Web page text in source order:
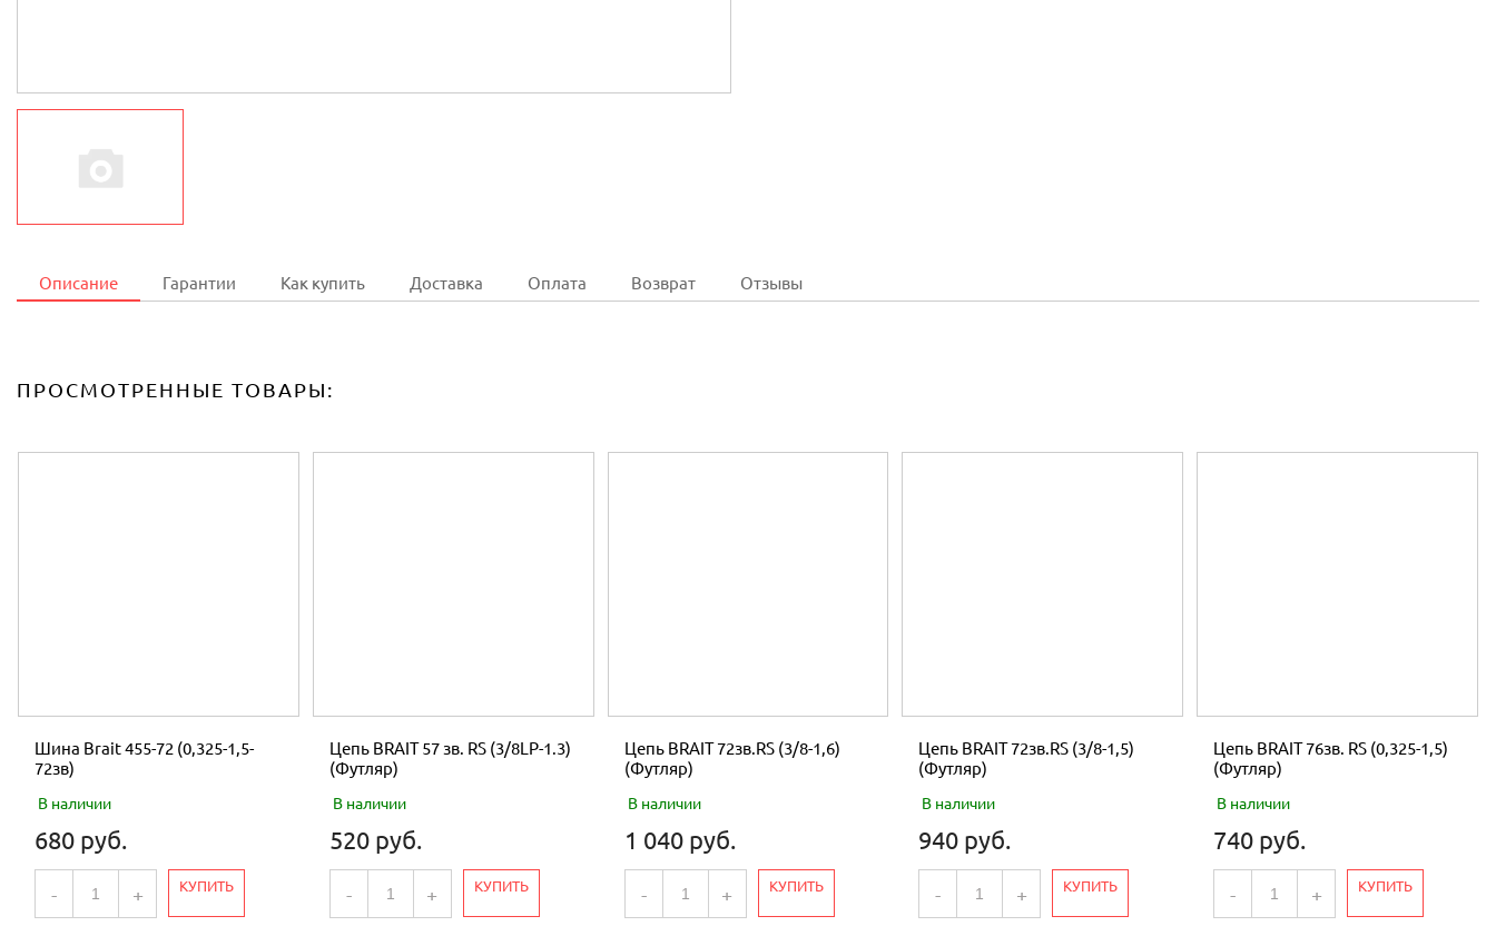
Описание Гарантии Как купить Доставка Оплата Возврат Отзывы
ПРОСМОТРЕННЫЕ ТОВАРЫ:
Шина Brait 455-72 (0,325-1,5-
72зв)
В наличии
680 руб.
- + КУПИТЬ
Цепь BRAIT 57 зв. RS (3/8LP-1.3)
(Футляр)
В наличии
520 руб.
- + КУПИТЬ
Цепь BRAIT 72зв.RS (3/8-1,6)
(Футляр)
В наличии
1 040 руб.
- + КУПИТЬ
Цепь BRAIT 72зв.RS (3/8-1,5)
(Футляр)
В наличии
940 руб.
- + КУПИТЬ
Цепь BRAIT 76зв. RS (0,325-1,5)
(Футляр)
В наличии
740 руб.
- + КУПИТЬ